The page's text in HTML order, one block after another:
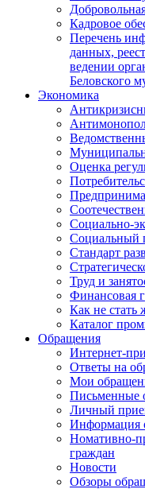
Кадровое
Перечень
данных,
ведении
Беловского
Экономика
Оценка
Социально-
Социальный
Стандарт
Труд и
Финансовая
Как не стать
Каталог
Обращения
Интернет-
Ответы на
Мои
Письменные
Личный
Информация
Номативно-
граждан
Новости
Обзоры